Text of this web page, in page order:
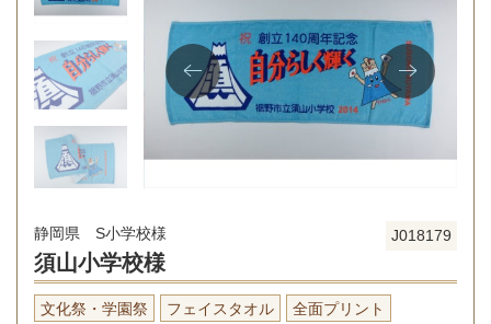
J018179
静岡県 S小学校様
須山小学校様
文化祭・学園祭 フェイスタオル 全面プリント